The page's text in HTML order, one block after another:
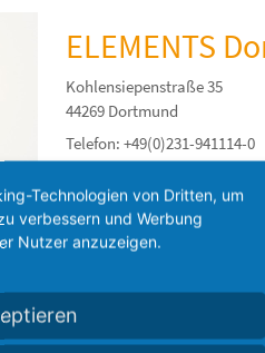
ELEMENTS
Kohlensiepenstraße 35
44269 Dortmund
Telefon: +49(0)231-941114-0
www.elements-show.de
HSK
Zum Hohlen Morgen 22
Technologien von Dritten, um
verbessern und Werbung
Nutzer anzuzeigen.